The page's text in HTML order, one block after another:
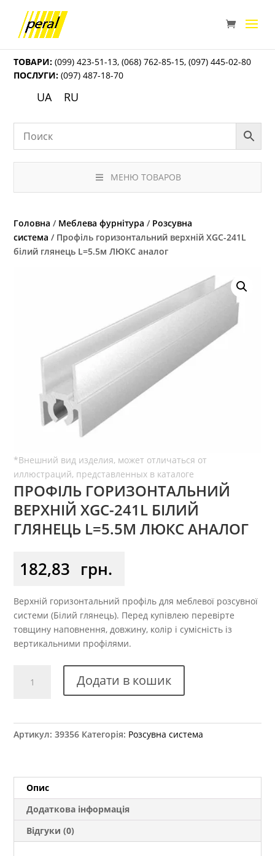
ТОВАРИ: (099) 423-51-13,(068) 762-85-15,(097) 445-02-80
ПОСЛУГИ: (097) 487-18-70
UA RU
МЕНЮ ТОВАРОВ
Головна / Меблева фурнітура / Розсувна
система / Профіль горизонтальний верхній XGC-241L
білий глянець L=5.5м ЛЮКС аналог
ПРОФІЛЬ ГОРИЗОНТАЛЬНИЙ
ВЕРХНІЙ XGC-241L БІЛИЙ
ГЛЯНЕЦЬ L=5.5М ЛЮКС АНАЛОГ
182,83 грн.
Верхній горизонтальний профіль для меблевої розсувної
системи (Білий глянець). Перед купівлею перевірте
товщину наповнення, довжину, колір і сумісність із
вертикальними профілями.
горизонтальний
білий
ЛЮКС
аналог
кількість
Додати в кошик
Артикул:39356 Категорія: Розсувна система
Опис
Додаткова інформація
Відгуки (0)